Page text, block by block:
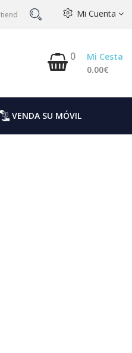
Mi Cuenta
0
Mi Cesta
0.00€
VENDA SU MÓVIL